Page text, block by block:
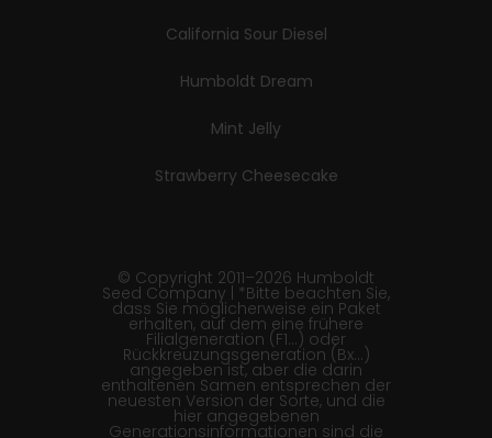
California Sour Diesel
Humboldt Dream
Mint Jelly
Strawberry Cheesecake
© Copyright 2011–2026 Humboldt
Seed Company | *Bitte beachten Sie,
dass Sie möglicherweise ein Paket
erhalten, auf dem eine frühere
Filialgeneration (F1…) oder
Rückkreuzungsgeneration (Bx…)
angegeben ist, aber die darin
enthaltenen Samen entsprechen der
neuesten Version der Sorte, und die
hier angegebenen
Generationsinformationen sind die